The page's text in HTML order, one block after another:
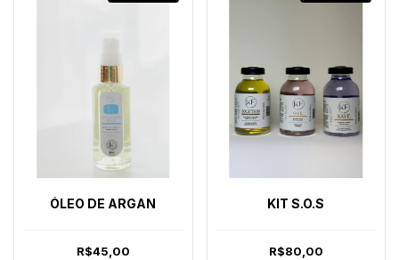
ÓLEO DE ARGAN
R$45,00
KIT S.O.S
R$80,00